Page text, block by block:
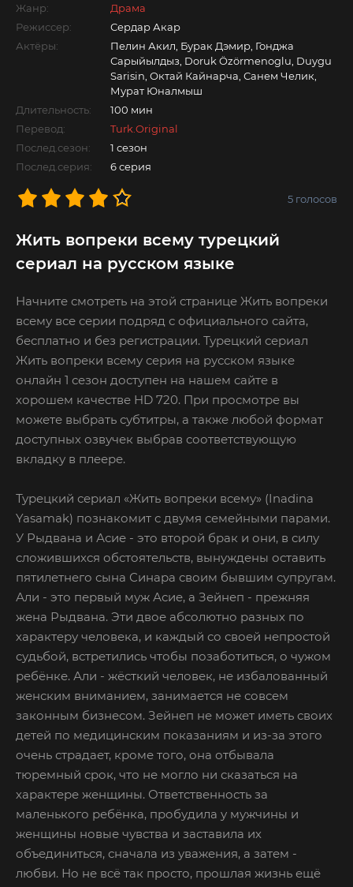
Жанр:
Драма
Режиссер:
Сердар Акар
Актёры:
Пелин Акил, Бурак Дэмир, Гонджа
Сарыйылдыз, Doruk Özörmenoglu, Duygu
Sarisin, Октай Кайнарча, Санем Челик,
Мурат Юналмыш
Длительность:
100 мин
Перевод:
Turk.Original
Послед.сезон:
1 сезон
Послед.серия:
6 серия
5 голосов
Жить вопреки всему турецкий
сериал на русском языке
Начните смотреть на этой странице Жить вопреки
всему все серии подряд с официального сайта,
бесплатно и без регистрации. Турецкий сериал
Жить вопреки всему серия на русском языке
онлайн 1 сезон доступен на нашем сайте в
хорошем качестве HD 720. При просмотре вы
можете выбрать субтитры, а также любой формат
доступных озвучек выбрав соответствующую
вкладку в плеере.
Турецкий сериал «Жить вопреки всему» (Inadina
Yasamak) познакомит с двумя семейными парами.
У Рыдвана и Асие - это второй брак и они, в силу
сложившихся обстоятельств, вынуждены оставить
пятилетнего сына Синара своим бывшим супругам.
Али - это первый муж Асие, а Зейнеп - прежняя
жена Рыдвана. Эти двое абсолютно разных по
характеру человека, и каждый со своей непростой
судьбой, встретились чтобы позаботиться, о чужом
ребёнке. Али - жёсткий человек, не избалованный
женским вниманием, занимается не совсем
законным бизнесом. Зейнеп не может иметь своих
детей по медицинским показаниям и из-за этого
очень страдает, кроме того, она отбывала
тюремный срок, что не могло ни сказаться на
характере женщины. Ответственность за
маленького ребёнка, пробудила у мужчины и
женщины новые чувства и заставила их
объединиться, сначала из уважения, а затем -
любви. Но не всё так просто, прошлая жизнь ещё